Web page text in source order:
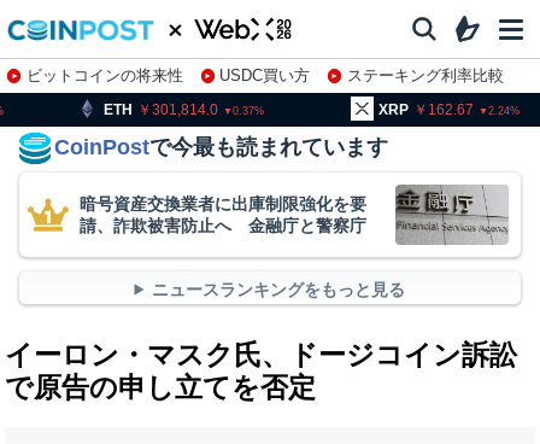
ビットコインの将来性 USDC買い方
ステーキング利率比較
株特集・関連銘柄
0.37 XRP 2.24 BNB
CoinPostで今最も読まれています
暗号資産交換業者に出庫制限強化を要
請、詐欺被害防止へ 金融庁と警察庁
ニュースランキングをもっと見る
イーロン・マスク氏、ドージコイン訴訟
で原告の申し立てを否定